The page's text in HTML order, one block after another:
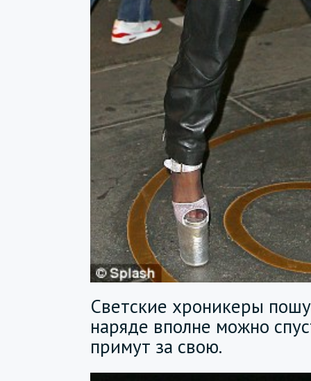
Светские хроникеры
наряде вполне можно
примут за свою.